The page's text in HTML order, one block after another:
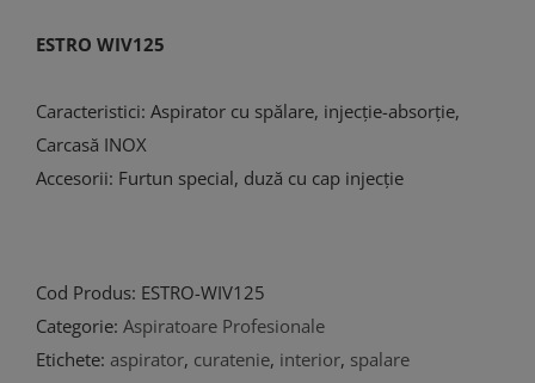
ESTRO WIV125
Caracteristici: Aspirator cu spălare, injecție-absorție,
Carcasă INOX
Accesorii: Furtun special, duză cu cap injecție
Cod Produs: ESTRO-WIV125
Categorie: Aspiratoare Profesionale
Etichete: aspirator, curatenie, interior, spalare